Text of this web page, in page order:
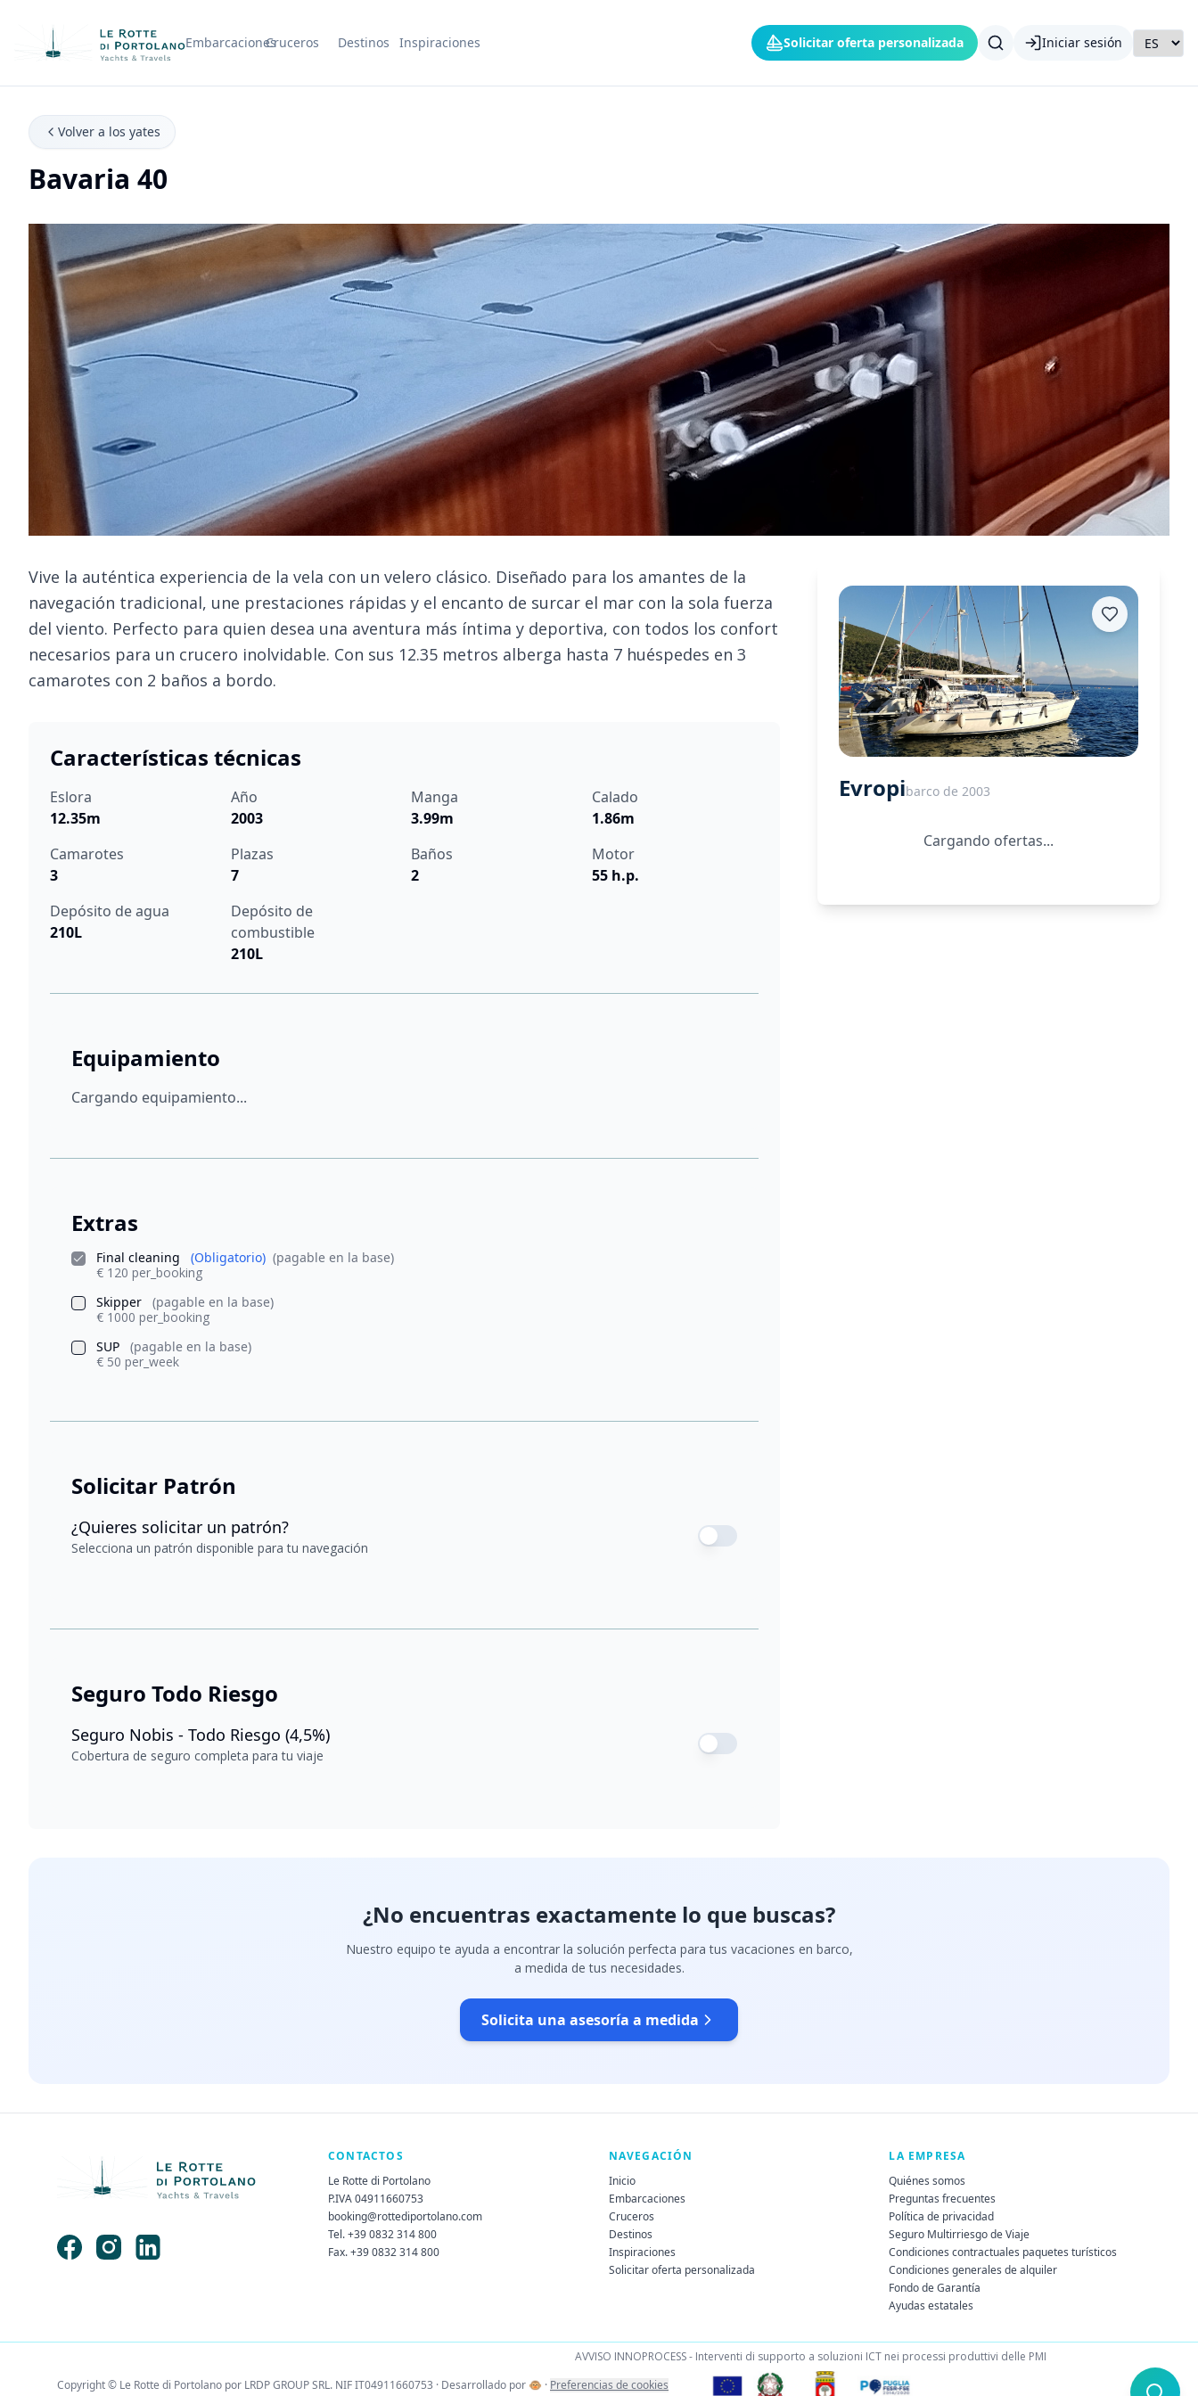
Nombre de la empresa EmbarcacionesCruceros Destinos Inspiraciones Solicitar oferta personalizada Iniciar sesión
Volver a los yates
Bavaria 40
Vive la auténtica experiencia de la vela con un velero clásico. Diseñado para los amantes de la
navegación tradicional, une prestaciones rápidas y el encanto de surcar el mar con la sola fuerza
del viento. Perfecto para quien desea una aventura más íntima y deportiva, con todos los confort
necesarios para un crucero inolvidable. Con sus 12.35 metros alberga hasta 7 huéspedes en 3
camarotes con 2 baños a bordo.
Características técnicas
Eslora
12.35m
Año
2003
Manga
3.99m
Calado
1.86m
Camarotes
3
Plazas
7
Baños
2
Motor
55 h.p.
Depósito de agua
210L
Depósito de
combustible
210L
Equipamiento
Cargando equipamiento...
Extras
Final cleaning (Obligatorio) (pagable en la base)
€ 120 per_booking
Skipper
(pagable en la base)
€ 1000 per_booking
SUP
(pagable en la base)
€ 50 per_week
Solicitar Patrón
¿Quieres solicitar un patrón?
Selecciona un patrón disponible para tu navegación
Seguro Todo Riesgo
Seguro Nobis - Todo Riesgo (4,5%)
Cobertura de seguro completa para tu viaje
Evropibarco de 2003
Cargando ofertas...
¿No encuentras exactamente lo que buscas?
Nuestro equipo te ayuda a encontrar la solución perfecta para tus vacaciones en barco,
a medida de tus necesidades.
Solicita una asesoría a medida
CONTACTOS
Le Rotte di Portolano
P.IVA 04911660753
booking@rottediportolano.com
Tel. +39 0832 314 800
Fax. +39 0832 314 800
NAVEGACIÓN
Inicio
Embarcaciones
Cruceros
Destinos
Inspiraciones
Solicitar oferta personalizada
LA EMPRESA
Quiénes somos
Preguntas frecuentes
Política de privacidad
Seguro Multirriesgo de Viaje
Condiciones contractuales paquetes turísticos
Condiciones generales de alquiler
Fondo de Garantía
Ayudas estatales
Copyright © Le Rotte di Portolano por LRDP GROUP SRL. NIF IT04911660753 · Desarrollado por 🐵 · Preferencias de cookies
AVVISO INNOPROCESS - Interventi di supporto a soluzioni ICT nei processi produttivi delle PMI